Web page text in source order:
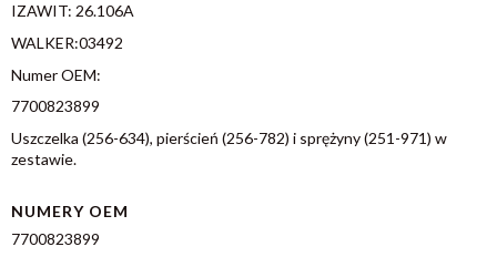
IZAWIT: 26.106A
WALKER:03492
Numer OEM:
7700823899
Uszczelka (256-634), pierścień (256-782) i sprężyny (251-971) w
zestawie.
NUMERY OEM
7700823899